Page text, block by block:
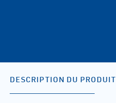
DESCRIPTION DU PRODUIT